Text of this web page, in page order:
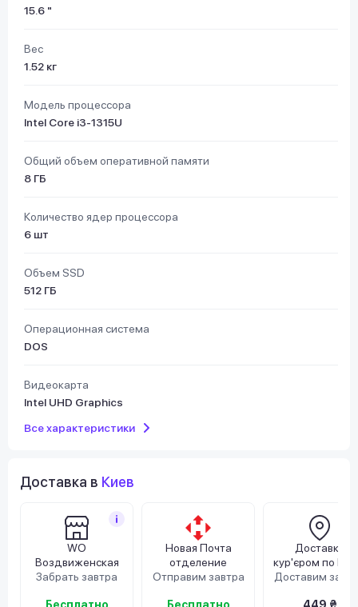
15.6 "
Вес
1.52 кг
Модель процессора
Intel Core i3-1315U
Общий объем оперативной памяти
8 ГБ
Количество ядер процессора
6 шт
Объем SSD
512 ГБ
Операционная система
DOS
Видеокарта
Intel UHD Graphics
Все характеристики
Доставка в Киев
WO
Воздвиженская
Забрать завтра
Бесплатно
Новая Почта
отделение
Отправим завтра
Бесплатно
Доставка
кур'єром по
Доставим
449 ₴